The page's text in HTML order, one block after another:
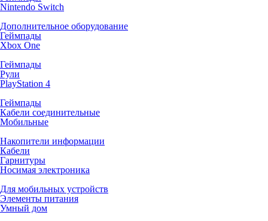
Nintendo Switch
Дополнительное оборудование
Геймпады
Xbox One
Геймпады
Рули
PlayStation 4
Геймпады
Кабели соединительные
Мобильные
Накопители информации
Кабели
Гарнитуры
Носимая электроника
Для мобильных устройств
Элементы питания
Умный дом